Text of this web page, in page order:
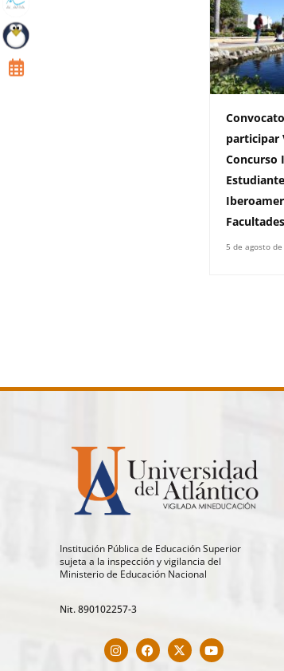
participar
Concurso
Derecho,
5 de agosto
Institución Pública de Educación Superior
sujeta a la inspección y vigilancia del
Ministerio de Educación Nacional
Nit. 890102257-3